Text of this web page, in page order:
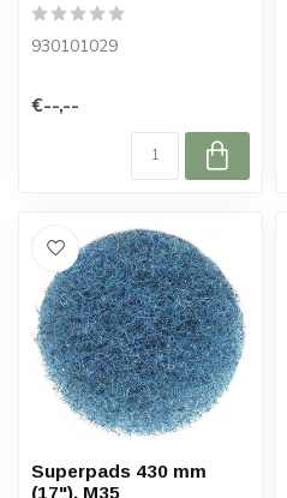
930101029
€--,--
Superpads 430 mm
(17"), M35